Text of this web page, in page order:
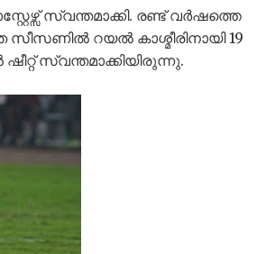
സ്വന്തമാക്കി. രണ്ട് വർഷത്തെ
സീസണിൽ റയൽ കാശ്മീരിനായി 19
സ്വന്തമാക്കിയിരുന്നു.